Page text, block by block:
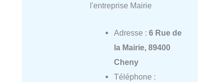
l'entreprise Mairie
Adresse : 6 Rue de
la Mairie, 89400
Cheny
Téléphone :